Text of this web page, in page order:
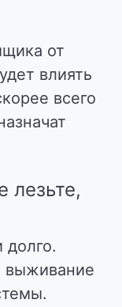
от
влиять
всего
лезьте,
выживание